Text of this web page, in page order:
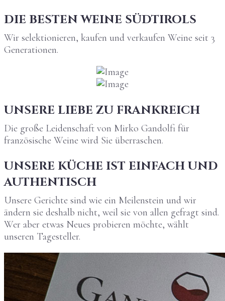
DIE BESTEN WEINE SÜDTIROLS
Wir selektionieren, kaufen und verkaufen Weine seit 3
Generationen.
UNSERE LIEBE ZU FRANKREICH
Die große Leidenschaft von Mirko Gandolfi für
französische Weine wird Sie überraschen.
UNSERE KÜCHE IST EINFACH UND
AUTHENTISCH
Unsere Gerichte sind wie ein Meilenstein und wir
ändern sie deshalb nicht, weil sie von allen gefragt sind.
Wer aber etwas Neues probieren möchte, wählt
unseren Tagesteller.